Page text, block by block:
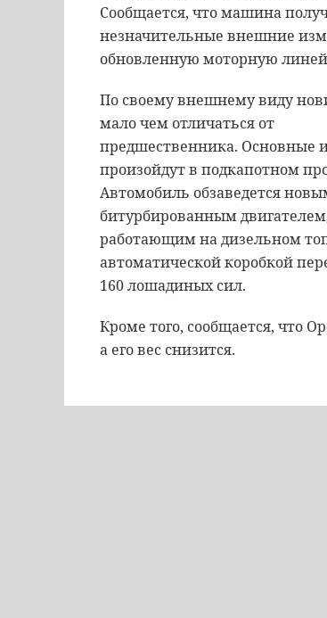
Сообщается, что машина
незначительные внешние
обновленную моторную
По своему внешнему виду
мало чем отличаться от
предшественника. Основные
произойдут в подкапотном
Автомобиль обзаведется
битурбированным
работающим на дизельном
автоматической коробкой
160 лошадиных сил.
Кроме того, сообщается, что
а его вес снизится.